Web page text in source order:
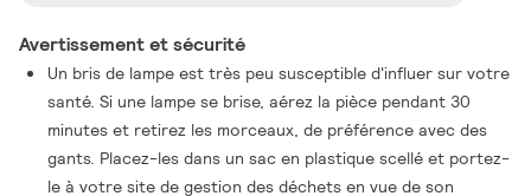
Avertissement et sécurité
Un bris de lampe est très peu susceptible d'influer sur votre
santé. Si une lampe se brise, aérez la pièce pendant 30
minutes et retirez les morceaux, de préférence avec des
gants. Placez-les dans un sac en plastique scellé et portez-
le à votre site de gestion des déchets en vue de son